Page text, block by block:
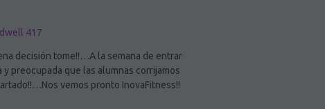
417
decisión tome!!…A la semana de entrar
preocupada que las alumnas corrijamos
vemos pronto InovaFitness!!